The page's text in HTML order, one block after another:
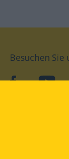
Besuchen Sie
facebook